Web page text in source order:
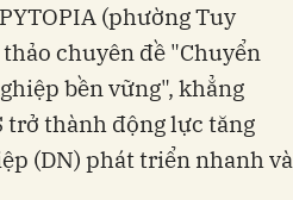
(phường Tuy
chuyên đề "Chuyển
bền vững", khẳng
trở thành động lực tăng
(DN) phát triển nhanh và